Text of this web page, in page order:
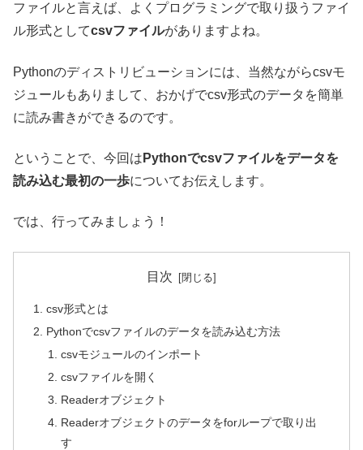
ファイルと言えば、よくプログラミングで取り扱うファイ
ル形式としてcsvファイルがありますよね。
Pythonのディストリビューションには、当然ながらcsvモ
ジュールもありまして、おかげでcsv形式のデータを簡単
に読み書きができるのです。
ということで、今回は Pythonでcsvファイルをデータを
読み込む最初の一歩についてお伝えします。
では、行ってみましょう！
目次
csv形式とは
Pythonでcsvファイルのデータを読み込む方法
csvモジュールのインポート
csvファイルを開く
Readerオブジェクト
Readerオブジェクトのデータをforループで取り出
す